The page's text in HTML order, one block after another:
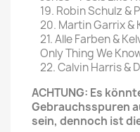
19. Robin Schulz &
20. Martin Garrix &
21. Alle Farben &
Only Thing We
22. Calvin Harris &
ACHTUNG: Es
Gebrauchsspuren
sein, dennoch ist